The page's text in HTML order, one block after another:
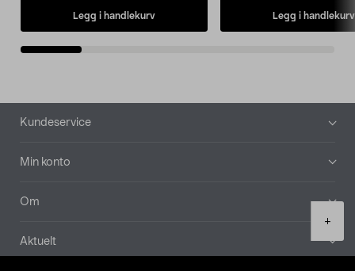
+
Legg i handlekurv Legg i handlekurv
Bunntekst
Kundeservice
Min konto
Om
Aktuelt